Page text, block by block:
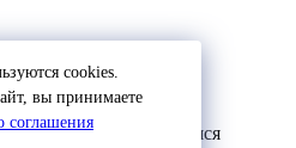
cookies.
вы принимаете
соглашения
информация, касающаяся